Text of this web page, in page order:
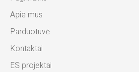
Apie mus
Parduotuvė
Kontaktai
ES projektai